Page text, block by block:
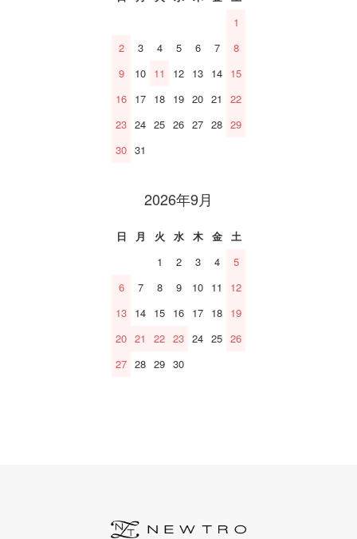
1
2
3 4 5 6 7
8
9
10 11 12 13 14 15
16 17 18 19 20 21
22
23 24 25 26 27 28 29
30 31
2026年9月
日 月 火 水 木 金
土
1
2 3 4
5
6
7 8 9 10 11
12
13 14 15 16 17 18 19
20 21 22 23 24 25 26
27 28 29 30